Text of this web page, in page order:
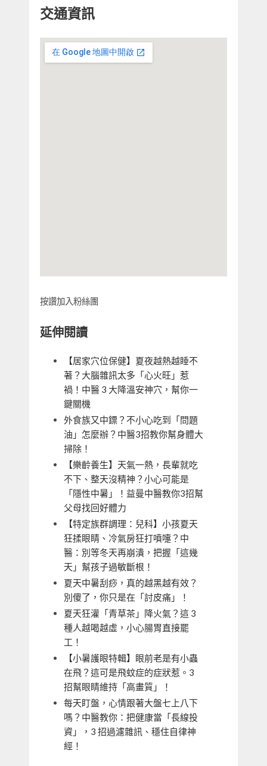
交通資訊
按讚加入粉絲團
延伸閱讀
【居家穴位保健】夏夜越熱越睡不
著？大腦雜訊太多「心火旺」惹
禍！中醫 3 大降溫安神穴，幫你一
鍵關機
外食族又中鏢？不小心吃到「問題
油」怎麼辦？中醫3招教你幫身體大
掃除！
【樂齡養生】天氣一熱，長輩就吃
不下、整天沒精神？小心可能是
「隱性中暑」！益曼中醫教你3招幫
父母找回好體力
【特定族群調理：兒科】小孩夏天
狂揉眼睛、冷氣房狂打噴嚏？中
醫：別等冬天再崩潰，把握「這幾
天」幫孩子過敏斷根！
夏天中暑刮痧，真的越黑越有效？
別傻了，你只是在「討皮痛」！
夏天狂灌「青草茶」降火氣？這 3
種人越喝越虛，小心腸胃直接罷
工！
【小暑護眼特輯】眼前老是有小蟲
在飛？這可是飛蚊症的症狀惹。3
招幫眼睛維持「高畫質」！
每天盯盤，心情跟著大盤七上八下
嗎？中醫教你：把健康當「長線投
資」，3 招過濾雜訊、穩住自律神
經！